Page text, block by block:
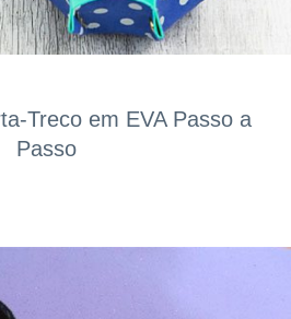
Treco em EVA Passo a
Passo